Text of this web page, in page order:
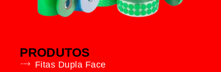
PRODUTOS
Fitas Dupla Face